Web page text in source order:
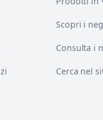
Scopri i
Consulta i
Cerca nel